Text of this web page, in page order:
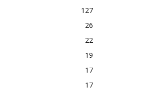
127
26
22
19
17
17